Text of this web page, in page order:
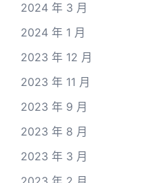
2024 年 3 月
2024 年 1 月
2023 年 12 月
2023 年 11 月
2023 年 9 月
2023 年 8 月
2023 年 3 月